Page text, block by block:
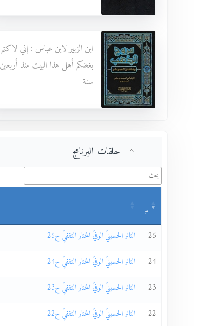
ابن الزبير لابن عباس : إني لاكتم
بغضكم أهل هذا البيت منذ أربعين
سنة
حلقات البرنامج
#
25
الثائر الحسينيّ الوفيّ المختار الثقفيّ ح25
24
الثائر الحسينيّ الوفيّ المختار الثقفيّ ح24
23
الثائر الحسينيّ الوفيّ المختار الثقفيّ ح23
22
الثائر الحسينيّ الوفيّ المختار الثقفيّ ح22